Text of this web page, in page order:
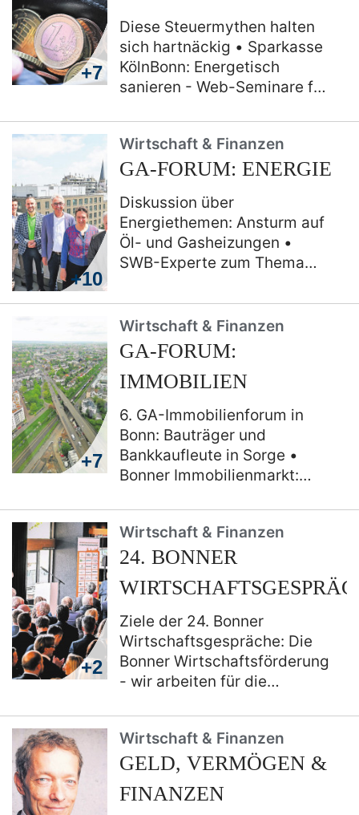
+7
Diese Steuermythen halten
sich hartnäckig
Sparkasse
KölnBonn: Energetisch
sanieren - Web-Seminare für
Zugang zu Finanzthemen
finden
So lässt sich die
Auszeit vom Job finanzieren
Kontoumzug mithelfen
müssen
+10
Wirtschaft & Finanzen
GA-FORUM: ENERGIE
Diskussion über
Energiethemen: Ansturm auf
Öl- und Gasheizungen
SWB-Experte zum Thema
Katastrophe“
Celia Schütze
aus der Bonner Energie
Agentur berichtet:
Masterplan für die
Energiewende
+7
Wirtschaft & Finanzen
GA-FORUM:
IMMOBILIEN
6. GA-Immobilienforum in
Bonn: Bauträger und
Bankkaufleute in Sorge
Bonner Immobilienmarkt:
aber (noch) nicht
Verband
Deutscher Pfandbriefbanken:
Mehr Eigenkapital, weniger
Sanierer profitieren
von hohen Zuschüssen
+2
Wirtschaft & Finanzen
24. BONNER
Ziele der 24. Bonner
Wirtschaftsgespräche: Die
Bonner Wirtschaftsförderung
- wir arbeiten für die
an... Katja Dörner:
Gemeinsam auf dem Weg zur
Klimaneutralität
Wirtschaft & Finanzen
GELD, VERMÖGEN &
FINANZEN